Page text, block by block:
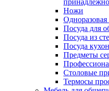
Ножи
Одноразовая
Посуда для
Посуда из
Посуда
Предметы
Столовые
Термосы